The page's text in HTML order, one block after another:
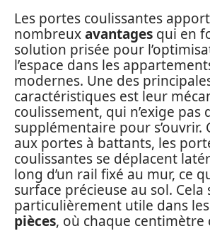
Les portes coulissantes
nombreuxavantages qui en
solution prisée pour
l’espace dans les
modernes. Une des
caractéristiques est leur
coulissement, qui n’exige pas
supplémentaire pour
aux portes à battants, les
coulissantes se déplacent
long d’un rail fixé au mur, ce
surface précieuse au sol. Cela
particulièrement utile dans les
pièces, où chaque centimètre